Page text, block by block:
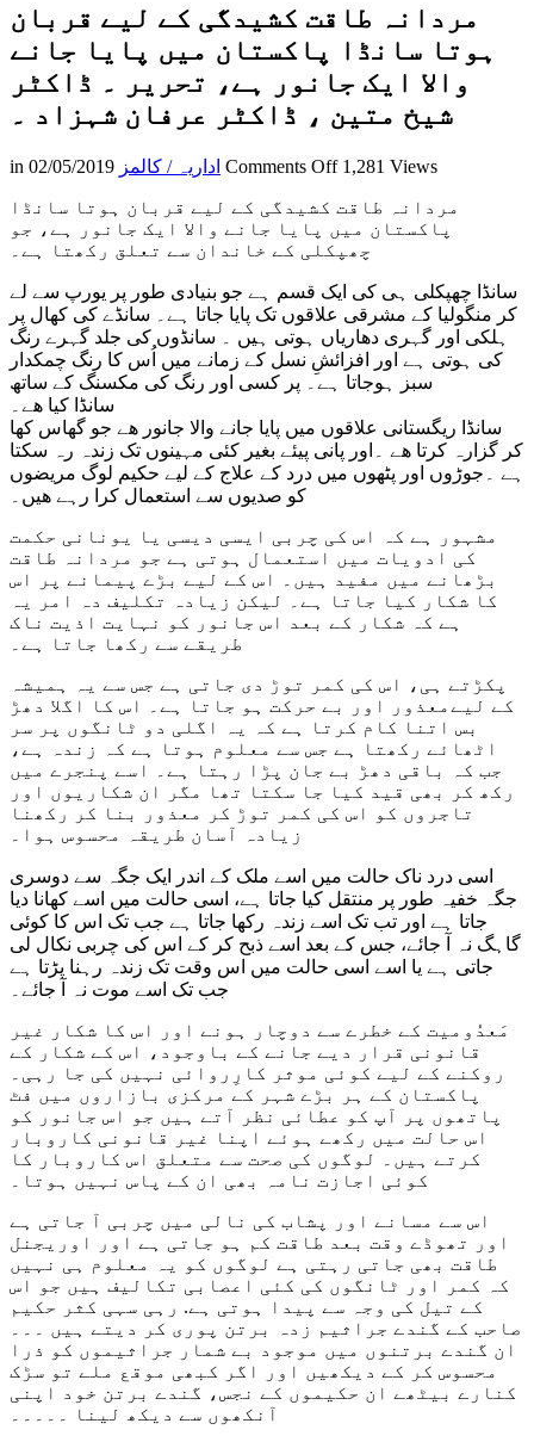
مردانہ طاقت کشیدگی کے لیے قربان
ہوتا سانڈا پاکستان میں پایا جانے
والا ایک جانور ہے، تحریر ۔ ڈاکٹر
شیخ متین ، ڈاکٹر عرفان شہزاد ۔
in اداریہ / کالمز 02/05/2019 Comments Offon
طاقت
کشیدگی
کے
قربان
ہوتا
سانڈا
پاکستان
میں
پایا
جانے
والا
ایک
جانور
تحریر
ڈاکٹر
شیخ
متین
عرفان
شہزاد
۔
1,281 Views
مردانہ طاقت کشیدگی کے لیے قربان ہوتا سانڈا
پاکستان میں پایا جانے والا ایک جانور ہے، جو
چھپکلی کے خاندان سے تعلق رکھتا ہے۔
سانڈا چھپکلی ہی کی ایک قسم ہے جو بنیادی طور پر یورپ سے لے
کر منگولیا کے مشرقی علاقوں تک پایا جاتا ہے۔ سانڈے کی کھال پر
ہلکی اور گہری دھاریاں ہوتی ہیں ۔ سانڈوں کی جلد گہرے رنگ
کی ہوتی ہے اور افزائشِ نسل کے زمانے میں اُس کا رنگ چمکدار
سبز ہوجاتا ہے۔ پر کسی اور رنگ کی مکسنگ کے ساتھ
سانڈا کیا ھے۔
سانڈا ریگستانی علاقوں میں پایا جانے والا جانور ھے جو گھاس کھا
کر گزارہ کرتا ھے ۔اور پانی پیئے بغیر کئی مہینوں تک زندہ رہ سکتا
ہے ۔جوڑوں اور پٹھوں میں درد کے علاج کے لیے حکیم لوگ مریضوں
کو صدیوں سے استعمال کرا رہے ھیں۔
مشہور ہے کہ اس کی چربی ایسی دیسی یا یونانی حکمت
کی ادویات میں استعمال ہوتی ہے جو مردانہ طاقت
بڑھانے میں مفید ہیں۔ اس کے لیے بڑے پیمانے پر اس
کا شکار کیا جاتا ہے۔ لیکن زیادہ تکلیف دہ امر یہ
ہے کہ شکار کے بعد اس جانور کو نہایت اذیت ناک
طریقے سے رکھا جاتا ہے۔
پکڑتے ہی، اس کی کمر توڑ دی جاتی ہے جس سے یہ ہمیشہ
کے لیےمعذور اور بے حرکت ہو جاتا ہے۔ اس کا اگلا دھڑ
بس اتنا کام کرتا ہے کہ یہ اگلی دو ٹانگوں پر سر
اٹھائے رکھتا ہے جس سے معلوم ہوتا ہے کہ زندہ ہے،
جب کہ باقی دھڑ بے جان پڑا رہتا ہے۔ اسے پنجرے میں
رکھ کر بھی قید کیا جا سکتا تھا مگر ان شکاریوں اور
تاجروں کو اس کی کمر توڑ کر معذور بنا کر رکھنا
زیادہ آسان طریقہ محسوس ہوا۔
اسی درد ناک حالت میں اسے ملک کے اندر ایک جگہ سے دوسری
جگہ خفیہ طور پر منتقل کیا جاتا ہے، اسی حالت میں اسے کھانا دیا
جاتا ہے اور تب تک اسے زندہ رکھا جاتا ہے جب تک اس کا کوئی
گاہگ نہ آ جائے، جس کے بعد اسے ذبح کر کے اس کی چربی نکال لی
جاتی ہے یا اسے اسی حالت میں اس وقت تک زندہ رہنا پڑتا ہے
جب تک اسے موت نہ آ جائے۔
مَعدُومیت کے خطرے سے دوچار ہونے اور اس کا شکار غیر
قانونی قرار دیے جانے کے باوجود، اس کے شکار کے
روکنے کے لیے کوئی موثر کارِروائی نہیں کی جا رہی۔
پاکستان کے ہر بڑے شہر کے مرکزی بازاروں میں فٹ
پاتھوں پر آپ کو عطائی نظر آتے ہیں جو اس جانور کو
اس حالت میں رکھے ہوئے اپنا غیر قانونی کاروبار
کرتے ہیں۔ لوگوں کی صحت سے متعلق اس کاروبار کا
کوئی اجازت نامہ بھی ان کے پاس نہیں ہوتا۔
اس سے مسانے اور پشاب کی نالی میں چربی آ جاتی ہے
اور تھوڈے وقت بعد طاقت کم ہو جاتی ہے اور اوریجنل
طاقت بھی جاتی رہتی ہے لوگوں کو یہ معلوم ہی نہیں
کہ کمر اور ٹانگوں کی کئی اعصابی تکالیف ہیں جو اس
کے تیل کی وجہ سے پیدا ہوتی ہے. رہی سہی کثر حکیم
صاحب کے گندے جراثیم زدہ برتن پوری کر دیتے ہیں ۔۔۔
ان گندے برتنوں میں موجود بے شمار جراثیموں کو ذرا
محسوس کر کے دیکھیں اور اگر کبھی موقع ملے تو سڑک
کنارے بیٹھے ان حکیموں کے نجس، گندے برتن خود اپنی
آنکھوں سے دیکھ لینا ۔۔۔۔۔